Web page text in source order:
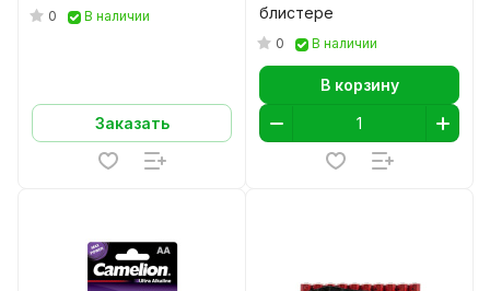
0 В наличии
Заказать
блистере
0 В наличии
В корзину